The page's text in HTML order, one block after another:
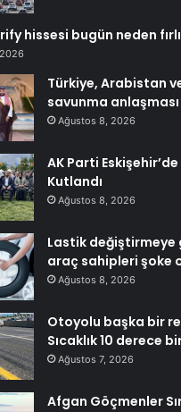
hissesi bugün neden
Türkiye, Arabistan
savunma
Ağustos 8, 2026
AK Parti
Kutlandı
Ağustos 8, 2026
Lastik değiştirmeye
araç sahipleri şoke
Ağustos 8, 2026
Otoyolu başka bir
Sıcaklık 10 derece
Ağustos 7, 2026
Afgan Göçmenler